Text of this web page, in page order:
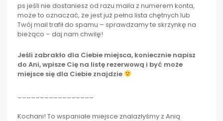
ps jeśli nie dostaniesz od razu maila z numerem konta,
może to oznaczać, że jest już pełna lista chętnych lub
Twój mail trafił do spamu – sprawdzamy te skrzynkę na
bieżąco – daj nam chwilę!
Jeśli zabrakło dla Ciebie miejsca, koniecznie napisz
do Ani, wpisze Cię na listę rezerwową i być może
miejsce się dla Ciebie znajdzie
Kochani! To wspaniałe miejsce znalazłyśmy z Anią